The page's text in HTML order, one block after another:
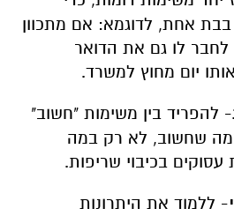
אחת, לדוגמא: אם מתכוון
לחבר לו גם את הדואר
יום מחוץ למשרד.
- להפריד בין משימות "חשוב"
שחשוב, לא רק במה
בכיבוי שריפות.
- ללמוד את היתרונות